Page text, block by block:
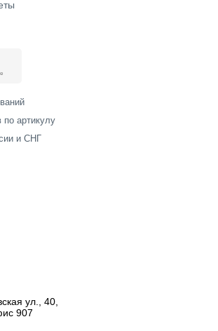
по артикулу
и СНГ
ул., 40,
907